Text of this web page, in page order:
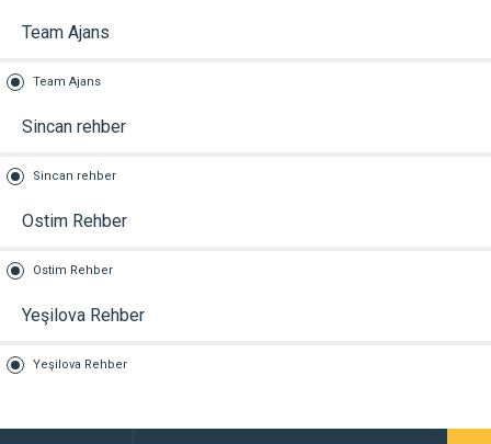
Team Ajans
Team Ajans
Sincan rehber
Sincan rehber
Ostim Rehber
Ostim Rehber
Yeşilova Rehber
Yeşilova Rehber